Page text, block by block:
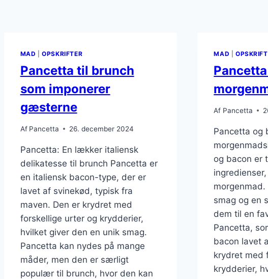
MAD |OPSKRIFTER
Pancetta til brunch
som imponerer
gæsterne
Af Pancetta 26. december 2024
Pancetta: En lækker italiensk
delikatesse til brunch Pancetta er
en italiensk bacon-type, der er
lavet af svinekød, typisk fra
maven. Den er krydret med
forskellige urter og krydderier,
hvilket giver den en unik smag.
Pancetta kan nydes på mange
måder, men den er særligt
populær til brunch, hvor den kan
MAD
Af Pancetta
Pancetta og
og bacon er
morgenmad.
smag og en
dem til en
Pancetta,
bacon lavet
krydret med
krydderier,